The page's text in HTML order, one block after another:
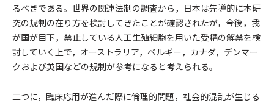
るべきである。世界の関連法制の調査から，日本は先導的に本研
究の規制の在り方を検討してきたことが確認されたが，今後，我
が国が目下，禁止している人工生殖細胞を用いた受精の解禁を検
討していく上で，オーストラリア，ベルギー，カナダ，デンマー
クおよび英国などの規制が参考になると考えられる。
二つに，臨床応用が進んだ際に倫理的問題，社会的混乱が生じる